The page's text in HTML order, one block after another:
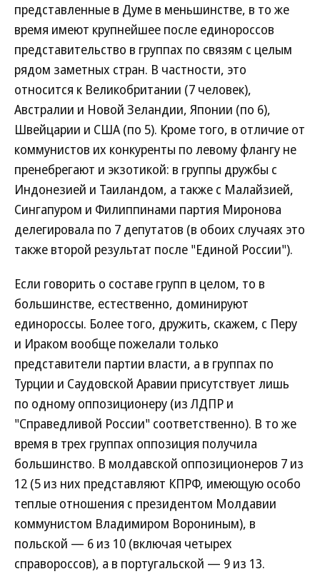
представленные в Думе в меньшинстве, в то же
время имеют крупнейшее после единороссов
представительство в группах по связям с целым
рядом заметных стран. В частности, это
относится к Великобритании (7 человек),
Австралии и Новой Зеландии, Японии (по 6),
Швейцарии и США (по 5). Кроме того, в отличие от
коммунистов их конкуренты по левому флангу не
пренебрегают и экзотикой: в группы дружбы с
Индонезией и Таиландом, а также с Малайзией,
Сингапуром и Филиппинами партия Миронова
делегировала по 7 депутатов (в обоих случаях это
также второй результат после "Единой России").
Если говорить о составе групп в целом, то в
большинстве, естественно, доминируют
единороссы. Более того, дружить, скажем, с Перу
и Ираком вообще пожелали только
представители партии власти, а в группах по
Турции и Саудовской Аравии присутствует лишь
по одному оппозиционеру (из ЛДПР и
"Справедливой России" соответственно). В то же
время в трех группах оппозиция получила
большинство. В молдавской оппозиционеров 7 из
12 (5 из них представляют КПРФ, имеющую особо
теплые отношения с президентом Молдавии
коммунистом Владимиром Ворониным), в
польской — 6 из 10 (включая четырех
справороссов), а в португальской — 9 из 13.